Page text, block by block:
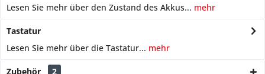
Lesen Sie mehr über den Zustand des Akkus... mehr
Tastatur
Lesen Sie mehr über die Tastatur... mehr
Zubehör 2